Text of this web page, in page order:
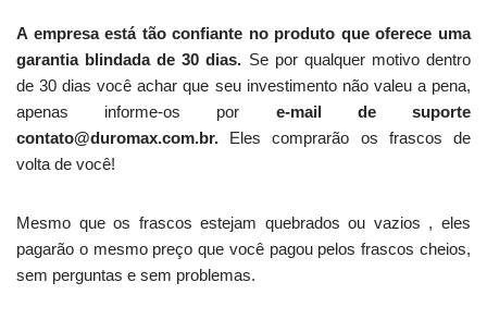
A empresa está tão confiante no produto que oferece uma
garantia blindada de 30 dias. Se por qualquer motivo dentro
de 30 dias você achar que seu investimento não valeu a pena,
apenas informe-os por e-mail de suporte
contato@duromax.com.br. Eles comprarão os frascos de
volta de você!
Mesmo que os frascos estejam quebrados ou vazios , eles
pagarão o mesmo preço que você pagou pelos frascos cheios,
sem perguntas e sem problemas.